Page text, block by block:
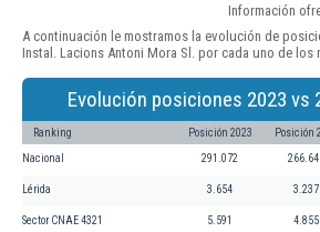
Información
A continuación le mostramos la evolución de
Instal. Lacions Antoni Mora Sl. por cada uno de los
Evolución posiciones 2023 vs
Ranking Posición 2023 Posición
Nacional 291.072
Lérida 3.654 3.237
Sector CNAE 4321 5.591 4.855